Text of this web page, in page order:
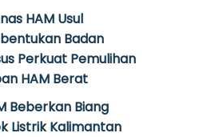
HAM Usul
Badan
Perkuat Pemulihan
HAM Berat
Beberkan Biang
Listrik Kalimantan